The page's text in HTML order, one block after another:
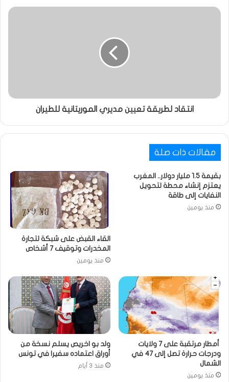
انتقاد لطريقة تعيين مديري الموريتانية للطيران
مقالات ذات صلة
بقيمة 1.5 مليار دولار.. المغرب
يعتزم إنشاء محطة لتحويل
النفايات إلى طاقة
منذ يومين
القاء القبض على شبكة لتجارة
المخدرات وتوقيف 7 أشخاص
منذ يومين
أمطار مرتقبة على 7 ولايات
ودرجات حرارة تصل إلى 47 في
الشمال
منذ يومين
ولد بو اخريص يسلم نسخة من
أوراق اعتماده سفيرا في تونس
منذ 3 أيام